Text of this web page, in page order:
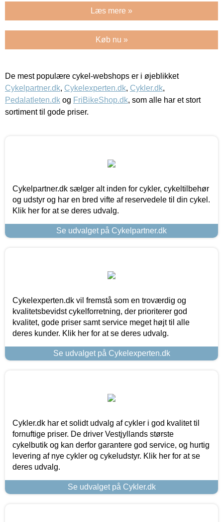
Læs mere »
Køb nu »
De mest populære cykel-webshops er i øjeblikket
Cykelpartner.dk, Cykelexperten.dk, Cykler.dk,
Pedalatleten.dk og FriBikeShop.dk, som alle har et stort
sortiment til gode priser.
Cykelpartner.dk sælger alt inden for cykler, cykeltilbehør
og udstyr og har en bred vifte af reservedele til din cykel.
Klik her for at se deres udvalg.
Se udvalget på Cykelpartner.dk
Cykelexperten.dk vil fremstå som en troværdig og
kvalitetsbevidst cykelforretning, der prioriterer god
kvalitet, gode priser samt service meget højt til alle
deres kunder. Klik her for at se deres udvalg.
Se udvalget på Cykelexperten.dk
Cykler.dk har et solidt udvalg af cykler i god kvalitet til
fornuftige priser. De driver Vestjyllands største
cykelbutik og kan derfor garantere god service, og hurtig
levering af nye cykler og cykeludstyr. Klik her for at se
deres udvalg.
Se udvalget på Cykler.dk